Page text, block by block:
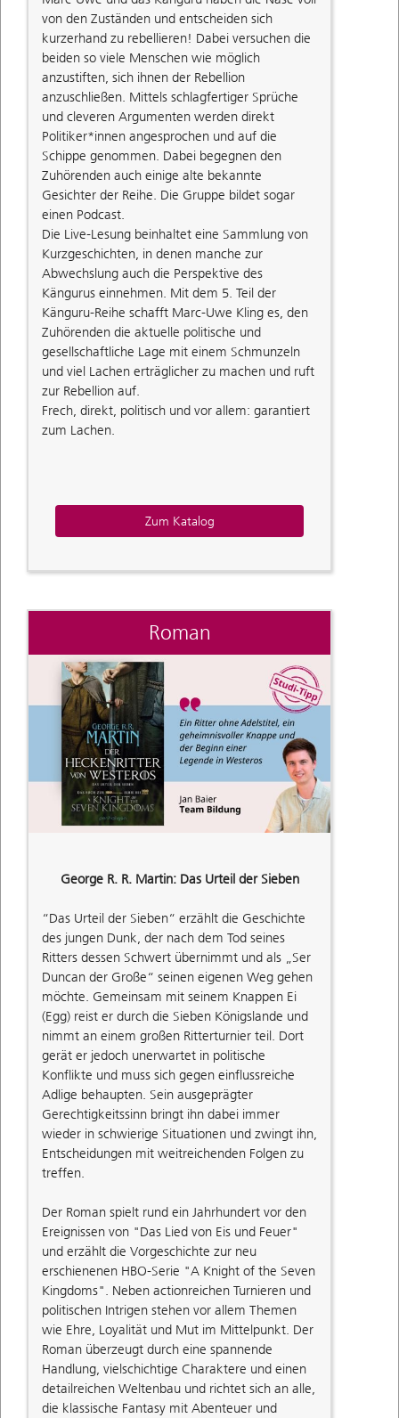
von den Zuständen und entscheiden sich
kurzerhand zu rebellieren! Dabei versuchen die
beiden so viele Menschen wie möglich
anzustiften, sich ihnen der Rebellion
anzuschließen. Mittels schlagfertiger Sprüche
und cleveren Argumenten werden direkt
Politiker*innen angesprochen und auf die
Schippe genommen. Dabei begegnen den
Zuhörenden auch einige alte bekannte
Gesichter der Reihe. Die Gruppe bildet sogar
einen Podcast.
Die Live-Lesung beinhaltet eine Sammlung von
Kurzgeschichten, in denen manche zur
Abwechslung auch die Perspektive des
Kängurus einnehmen. Mit dem 5. Teil der
Känguru-Reihe schafft Marc-Uwe Kling es, den
Zuhörenden die aktuelle politische und
gesellschaftliche Lage mit einem Schmunzeln
und viel Lachen erträglicher zu machen und ruft
zur Rebellion auf.
Frech, direkt, politisch und vor allem: garantiert
zum Lachen.
Zum Katalog
Roman
George R. R. Martin: Das Urteil der Sieben
“Das Urteil der Sieben“ erzählt die Geschichte
des jungen Dunk, der nach dem Tod seines
Ritters dessen Schwert übernimmt und als „Ser
Duncan der Große“ seinen eigenen Weg gehen
möchte. Gemeinsam mit seinem Knappen Ei
(Egg) reist er durch die Sieben Königslande und
nimmt an einem großen Ritterturnier teil. Dort
gerät er jedoch unerwartet in politische
Konflikte und muss sich gegen einflussreiche
Adlige behaupten. Sein ausgeprägter
Gerechtigkeitssinn bringt ihn dabei immer
wieder in schwierige Situationen und zwingt ihn,
Entscheidungen mit weitreichenden Folgen zu
treffen.
Der Roman spielt rund ein Jahrhundert vor den
Ereignissen von "Das Lied von Eis und Feuer"
und erzählt die Vorgeschichte zur neu
erschienenen HBO-Serie "A Knight of the Seven
Kingdoms". Neben actionreichen Turnieren und
politischen Intrigen stehen vor allem Themen
wie Ehre, Loyalität und Mut im Mittelpunkt. Der
Roman überzeugt durch eine spannende
Handlung, vielschichtige Charaktere und einen
detailreichen Weltenbau und richtet sich an alle,
die klassische Fantasy mit Abenteuer und